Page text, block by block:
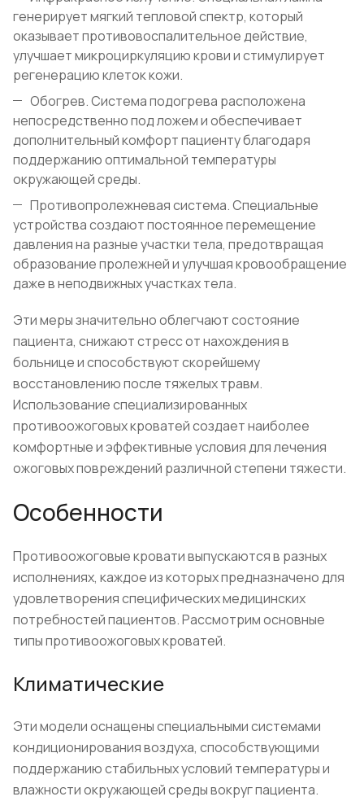
генерирует мягкий тепловой спектр, который
оказывает противовоспалительное действие,
улучшает микроциркуляцию крови и стимулирует
регенерацию клеток кожи.
Обогрев. Система подогрева расположена
непосредственно под ложем и обеспечивает
дополнительный комфорт пациенту благодаря
поддержанию оптимальной температуры
окружающей среды.
Противопролежневая система. Специальные
устройства создают постоянное перемещение
давления на разные участки тела, предотвращая
образование пролежней и улучшая кровообращение
даже в неподвижных участках тела.
Эти меры значительно облегчают состояние
пациента, снижают стресс от нахождения в
больнице и способствуют скорейшему
восстановлению после тяжелых травм.
Использование специализированных
противоожоговых кроватей создает наиболее
комфортные и эффективные условия для лечения
ожоговых повреждений различной степени тяжести.
Особенности
Противоожоговые кровати выпускаются в разных
исполнениях, каждое из которых предназначено для
удовлетворения специфических медицинских
потребностей пациентов. Рассмотрим основные
типы противоожоговых кроватей.
Климатические
Эти модели оснащены специальными системами
кондиционирования воздуха, способствующими
поддержанию стабильных условий температуры и
влажности окружающей среды вокруг пациента.